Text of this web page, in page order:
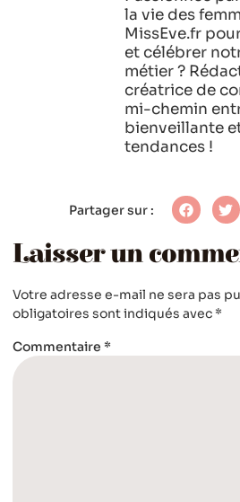
la vie des
MissEve.fr
et célébrer
métier ?
créatrice de
mi-chemin
bienveillante
tendances !
Partager sur :
Laisser un
Votre adresse e-mail ne sera pas
obligatoires sont indiqués avec *
Commentaire *